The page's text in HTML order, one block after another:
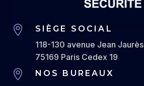
 SIÈGE SOCIAL
118-130 avenue Jean Jaurès
75169 Paris Cedex 19
 NOS BUREAUX